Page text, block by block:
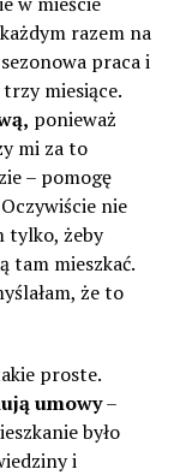
razem na
praca i
miesiące.
ponieważ
mi za to
– pomogę
nie
tylko, żeby
tam mieszkać.
że to
proste.
umowy–
było
i